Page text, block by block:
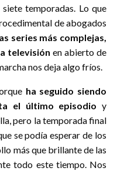
temporadas. Lo que
de abogados
series más complejas,
televisión en abierto de
nos deja algo fríos.
ha seguido siendo
el último episodio y
pero la temporada final
se podía esperar de los
más que brillante de las
todo este tiempo. Nos